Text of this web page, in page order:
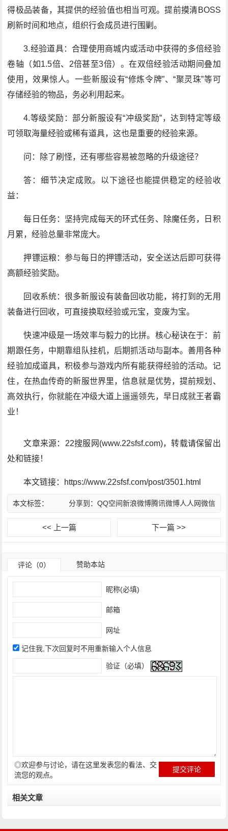
得极品装备，其提供的经验值也相当可观。提前摸清BOSS
刷新时间和地点，组织行会成员进行围剿。
3.经验道具：合理使用商城内或活动中获得的多倍经验
卷轴（如1.5倍、2倍甚至3倍）。在双倍经验活动期间叠加
使用，效果惊人。一些新服设有“修炼令牌”、“聚灵珠”等可
存储经验的物品，务必利用起来。
4.等级奖励：部分新服设有“冲级奖励”，达到特定等级
可领取海量经验或稀有道具，这也是重要的经验来源。
问：除了刷怪，还有哪些容易被忽略的升级途径？
答：细节决定成败。以下途径也能提供稳定的经验收
益：
每日任务：坚持完成每天的环式任务、除魔任务，日积
月累，经验总量非常庞大。
押镖运粮：参与每日的押镖活动，安全送达后即可获得
高额经验奖励。
回收系统：很多新服设有装备回收功能，将打到的无用
装备进行回收，可直接换取经验或元宝，变废为宝。
快速冲级是一场效率与毅力的比拼。核心秘诀在于：前
期跟任务，中期靠组队挂机，后期抓活动与副本。善用各种
经验加成道具，积极参与游戏内所有能获得经验的活动。记
住，在热血传奇的新服世界里，信息就是优势，提前规划、
高效执行，你就能在冲级大道上遥遥领先，早日成就王者霸
业！
文章来源：22搜服网(www.22sfsf.com)，转载请保留出
处和链接！
本文链接：https://www.22sfsf.com/post/3501.html
分享到： QQ空间新浪微博腾讯微博人人网微信
本文标签：
<< 上一篇 下一篇 >>
评论（0） 赞助本站
昵称(必填)
邮箱
网址
记住我,下次回复时不用重新输入个人信息
验证（必填）
◎欢迎参与讨论，请在这里发表您的看法、交
流您的观点。
相关文章